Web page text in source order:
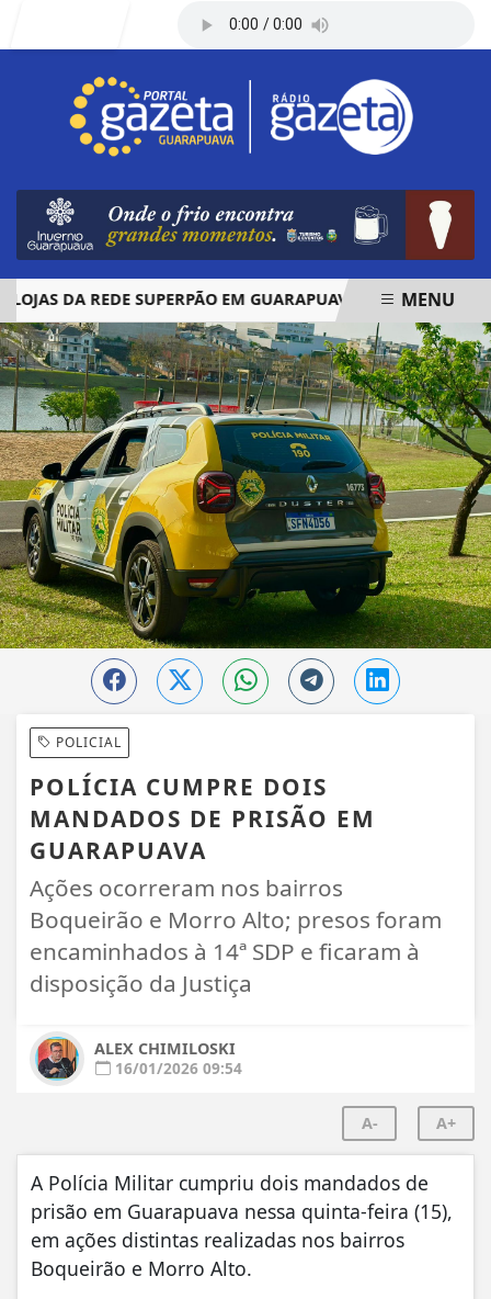
DA REDE SUPERPÃO EM GUARAPUAVA E PALMAS
EM ALTA
MENU
POLICIAL
POLÍCIA CUMPRE DOIS
MANDADOS DE PRISÃO EM
GUARAPUAVA
Ações ocorreram nos bairros
Boqueirão e Morro Alto; presos foram
encaminhados à 14ª SDP e ficaram à
disposição da Justiça
ALEX CHIMILOSKI
16/01/2026 09:54
A- A+
A Polícia Militar cumpriu dois mandados de
prisão em Guarapuava nessa quinta-feira (15),
em ações distintas realizadas nos bairros
Boqueirão e Morro Alto.